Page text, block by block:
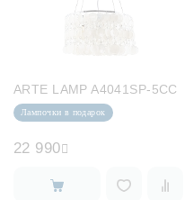
ARTE LAMP A4041SP-5CC
Лампочки в подарок
22 990